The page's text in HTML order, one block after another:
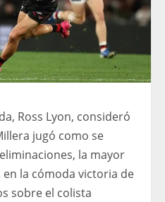
Ross Lyon, consideró
jugó como se
la mayor
la cómoda victoria de
sobre el colista